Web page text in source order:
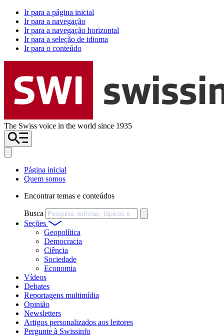
Ir para a página inicial
Ir para a navegação
Ir para a navegação horizontal
Ir para a seleção de idioma
Ir para o conteúdo
The Swiss voice in the world since 1935
Página inicial
Quem somos
Encontrar temas e conteúdos
Busca
Seções
Geopolítica
Democracia
Ciência
Sociedade
Economia
Vídeos
Debates
Reportagens multimídia
Opinião
Newsletters
Artigos personalizados aos leitores
Pergunte à Swissinfo